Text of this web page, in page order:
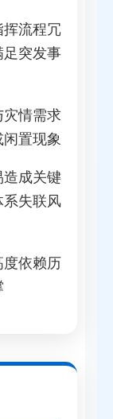
挥流程冗
足突发事
灾情需求
闲置现象
造成关键
系失联风
依赖历